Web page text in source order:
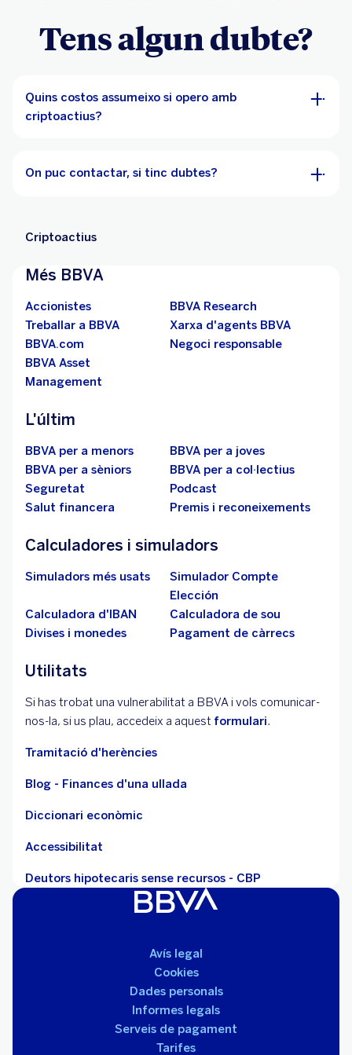
Tens algun dubte?
Quins costos assumeixo si opero amb
criptoactius?
On puc contactar, si tinc dubtes?
Criptoactius
Més BBVA
Accionistes
BBVA Research
Treballar a BBVA
Xarxa d'agents BBVA
BBVA.com
Negoci responsable
BBVA Asset
Management
L'últim
BBVA per a menors
BBVA per a joves
BBVA per a sèniors
BBVA per a col·lectius
Seguretat
Podcast
Salut financera
Premis i reconeixements
Calculadores i simuladors
Simuladors més usats
Simulador Compte
Elección
Calculadora d'IBAN
Calculadora de sou
Divises i monedes
Pagament de càrrecs
Utilitats
Si has trobat una vulnerabilitat a BBVA i vols comunicar-
nos-la, si us plau, accedeix a aquest formulari.
Tramitació d'herències
Blog - Finances d'una ullada
Diccionari econòmic
Accessibilitat
Deutors hipotecaris sense recursos - CBP
Avís legal
Cookies
Dades personals
Informes legals
Serveis de pagament
Tarifes